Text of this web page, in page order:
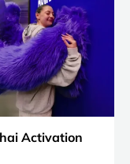
Activation